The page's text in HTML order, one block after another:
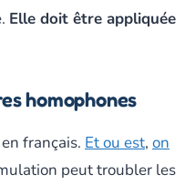
Elle doit être appliquée
homophones
français. Et ou est, on
peut troubler les